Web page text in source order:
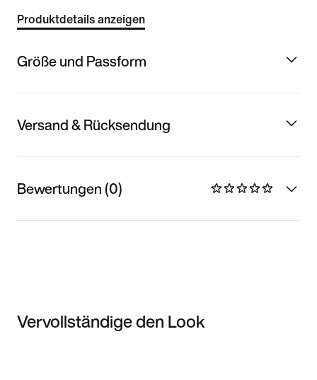
Produktdetails anzeigen
Größe und Passform
Versand & Rücksendung
Bewertungen (0)
Vervollständige den Look